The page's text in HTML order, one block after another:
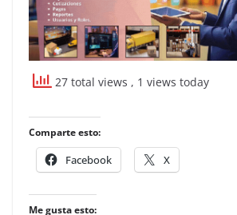
27 total views , 1 views today
Comparte esto:
Facebook X
Me gusta esto: